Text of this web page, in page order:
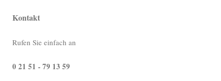
Kontakt
Rufen Sie einfach an
0 21 51 - 79 13 59